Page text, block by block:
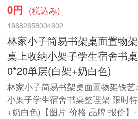
0円 (税込み)
16682658004602
林家小子简易书架桌面置物
桌上收纳小架子学生宿舍书
0*20单层(白架+奶白色)
林家小子简易书架桌面置物架铁
小架子学生宿舍书桌整理架 限时
+奶白色)【图片 价格 品牌 报价】-